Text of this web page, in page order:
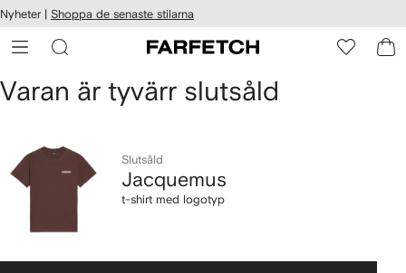
till
Nyheter | Shoppa de senaste stilarna
Jacquemus
shirt
med
logotyp
Varan är tyvärr slutsåld
Slutsåld
Jacquemus
t-shirt med logotyp